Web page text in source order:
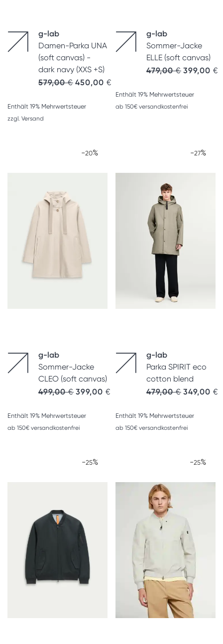
g-lab
Damen-Parka UNA
(soft canvas) -
dark navy (XXS +S)
579,00€ Ursprünglicher Preis war: 579,00 €
450,00 €
Enthält 19% Mehrwertsteuer
zzgl. Versand
g-lab
Sommer-Jacke
ELLE (soft canvas)
479,00€ 399,00 €
Enthält 19% Mehrwertsteuer
ab 150€ versandkostenfrei
-20%
g-lab
Sommer-Jacke
CLEO (soft canvas)
499,00€ 399,00 €
Enthält 19% Mehrwertsteuer
ab 150€ versandkostenfrei
-27%
g-lab
Parka SPIRIT eco
cotton blend
479,00€ 349,00 €
Enthält 19% Mehrwertsteuer
ab 150€ versandkostenfrei
-25% -25%